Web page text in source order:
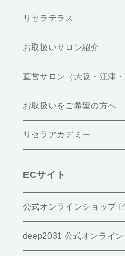
リセラテラス
お取扱いサロン紹介
直営サロン（大阪・江津・
お取扱いをご希望の方へ
リセラアカデミー
ECサイト
公式オンラインショップ
deep2031 公式オンライ